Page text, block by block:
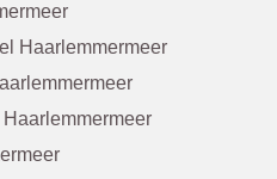
Haarlemmermeer